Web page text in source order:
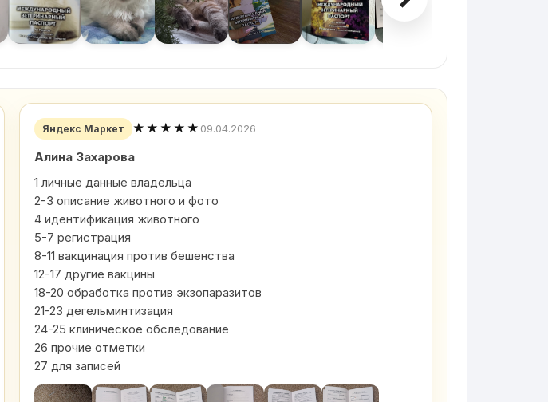
Яндекс Маркет ★★★★★ 09.04.2026
Алина Захарова
1 личные данные владельца
2-3 описание животного и фото
4 идентификация животного
5-7 регистрация
8-11 вакцинация против бешенства
12-17 другие вакцины
18-20 обработка против экзопаразитов
21-23 дегельминтизация
24-25 клиническое обследование
26 прочие отметки
27 для записей